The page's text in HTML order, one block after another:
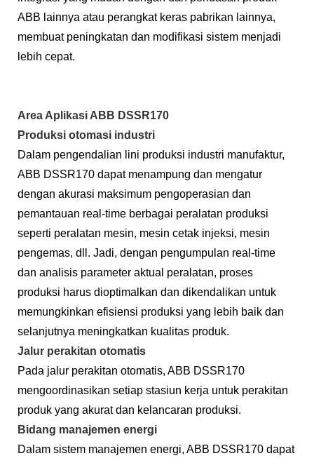
ABB lainnya atau perangkat keras pabrikan lainnya,
membuat peningkatan dan modifikasi sistem menjadi
lebih cepat.
Area Aplikasi ABB DSSR170
Produksi otomasi industri
Dalam pengendalian lini produksi industri manufaktur,
ABB DSSR170 dapat menampung dan mengatur
dengan akurasi maksimum pengoperasian dan
pemantauan real-time berbagai peralatan produksi
seperti peralatan mesin, mesin cetak injeksi, mesin
pengemas, dll. Jadi, dengan pengumpulan real-time
dan analisis parameter aktual peralatan, proses
produksi harus dioptimalkan dan dikendalikan untuk
memungkinkan efisiensi produksi yang lebih baik dan
selanjutnya meningkatkan kualitas produk.
Jalur perakitan otomatis
Pada jalur perakitan otomatis, ABB DSSR170
mengoordinasikan setiap stasiun kerja untuk perakitan
produk yang akurat dan kelancaran produksi.
Bidang manajemen energi
Dalam sistem manajemen energi, ABB DSSR170 dapat